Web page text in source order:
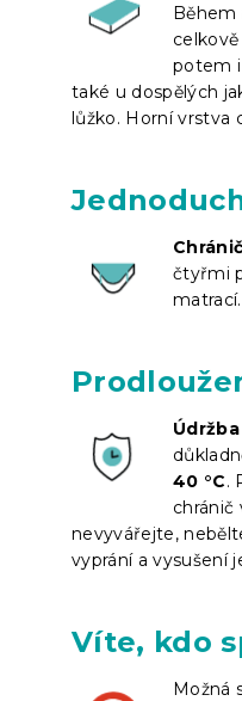
Během
celkově
potem i
také u dospělých
lůžko. Horní vrstva
čtyřmi
40 °C.
chránič
nevyvářejte,
vyprání a vysušení
Víte, kdo
Možná